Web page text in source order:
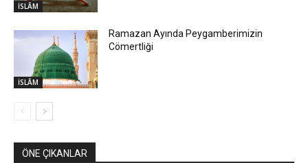
İSLÂM
İSLÂM
Ramazan Ayında Peygamberimizin
Cömertliği
ÖNE ÇIKANLAR